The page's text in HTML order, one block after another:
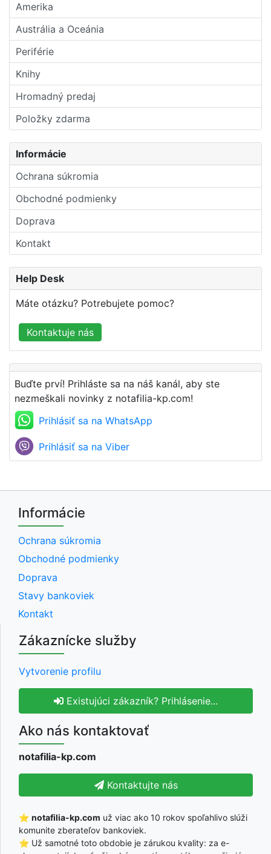
Amerika
Austrália a Oceánia
Periférie
Knihy
Hromadný predaj
Položky zdarma
Informácie
Ochrana súkromia
Obchodné podmienky
Doprava
Kontakt
Help Desk
Máte otázku? Potrebujete pomoc?
Kontaktuje nás
Buďte prví! Prihláste sa na náš kanál, aby ste
nezmeškali novinky z notafilia-kp.com!
Prihlásiť sa na WhatsApp
Prihlásiť sa na Viber
Informácie
Ochrana súkromia
Obchodné podmienky
Doprava
Stavy bankoviek
Kontakt
Zákaznícke služby
Vytvorenie profilu
Existujúci zákazník? Prihlásenie...
Ako nás kontaktovať
notafilia-kp.com
Kontaktujte nás
⭐ notafilia-kp.com už viac ako 10 rokov spoľahlivo slúži
komunite zberateľov bankoviek.
⭐ Už samotné toto obdobie je zárukou kvality: za e-